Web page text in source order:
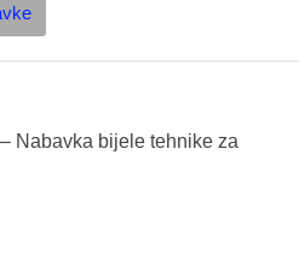
Nabavka bijele tehnike za